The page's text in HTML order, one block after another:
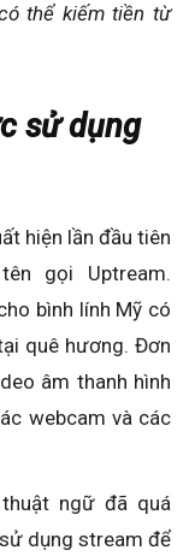
thể kiếm tiền từ
sử dụng
hiện lần đầu tiên
gọi Uptream.
bình lính Mỹ có
quê hương. Đơn
âm thanh hình
webcam và các
ngữ đã quá
dụng stream để